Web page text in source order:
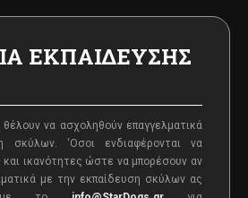
ΕΚΠΑΙΔΕΥΣΗΣ
θέλουν να ασχοληθούν επαγγελματικά
σκύλων. ‘Oσοι ενδιαφέρονται να
ικανότητες ώστε να μπορέσουν αν
με την εκπαίδευση σκύλων ας